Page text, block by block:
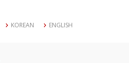
KOREAN ENGLISH